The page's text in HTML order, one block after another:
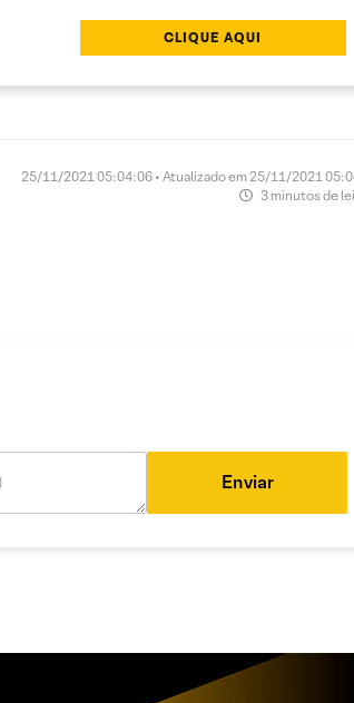
CLIQUE AQUI
25/11/2021 05:04:06 • Atualizado em 25/11/2021
3 minutos de
Enviar